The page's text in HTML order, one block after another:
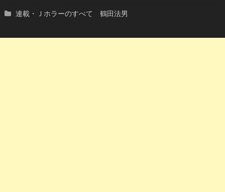
連載・Ｊホラーのすべて 鶴田法男